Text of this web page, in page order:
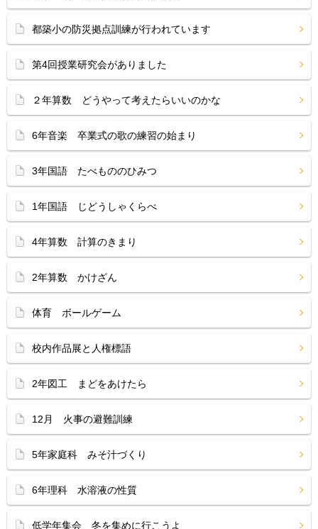
都築小の防災拠点訓練が行われています
第4回授業研究会がありました
２年算数 どうやって考えたらいいのかな
6年音楽 卒業式の歌の練習の始まり
3年国語 たべもののひみつ
1年国語 じどうしゃくらべ
4年算数 計算のきまり
2年算数 かけざん
体育 ボールゲーム
校内作品展と人権標語
2年図工 まどをあけたら
12月 火事の避難訓練
5年家庭科 みそ汁づくり
6年理科 水溶液の性質
低学年集会 冬を集めに行こうよ